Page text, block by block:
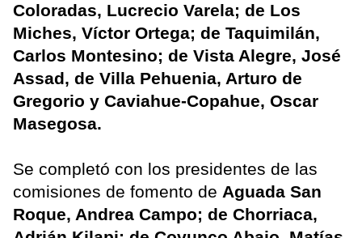
Coloradas, Lucrecio Varela; de Los
Miches, Víctor Ortega; de Taquimilán,
Carlos Montesino; de Vista Alegre, José
Assad, de Villa Pehuenia, Arturo de
Gregorio y Caviahue-Copahue, Oscar
Masegosa.
Se completó con los presidentes de las
comisiones de fomento de Aguada San
Roque, Andrea Campo; de Chorriaca,